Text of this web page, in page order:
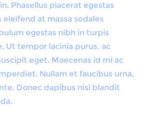
Phasellus placerat egestas
eleifend at massa sodales
egestas nibh in turpis
Ut tempor lacinia purus, ac
eget. Maecenas id mi ac
Nullam et faucibus urna,
Donec dapibus nisi blandit